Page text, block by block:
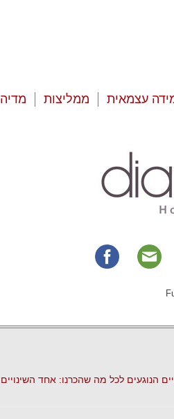
עצמאית ממליצות מדיה
הנוגעים לכל מה שהכרנו: אחד השינויים